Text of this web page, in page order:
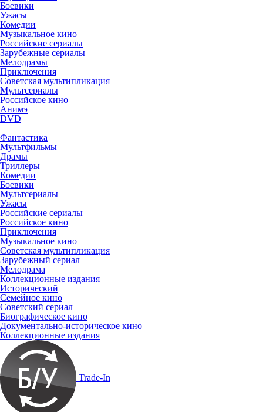
Боевики
Ужасы
Комедии
Музыкальное кино
Российские сериалы
Зарубежные сериалы
Мелодрамы
Приключения
Советская мультипликация
Мультсериалы
Российское кино
Анимэ
DVD
Фантастика
Мультфильмы
Драмы
Триллеры
Комедии
Боевики
Мультсериалы
Ужасы
Российские сериалы
Российское кино
Приключения
Музыкальное кино
Советская мультипликация
Зарубежный сериал
Мелодрама
Коллекционные издания
Исторический
Семейное кино
Советский сериал
Биографическое кино
Документально-историческое кино
Коллекционные издания
Trade-In